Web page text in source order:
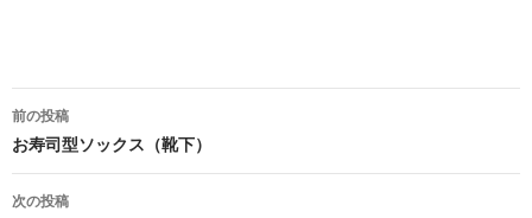
投稿ナビゲーション
前の投稿
お寿司型ソックス（靴下）
次の投稿